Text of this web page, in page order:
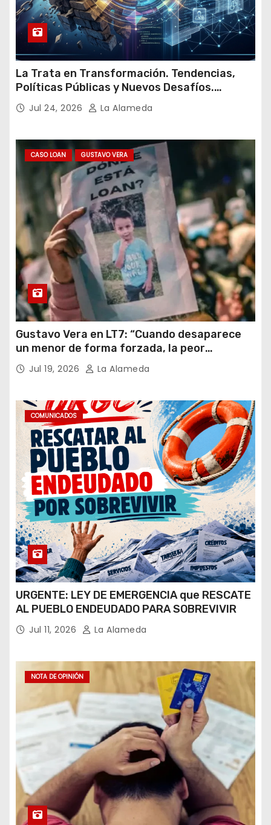
La Trata en Transformación. Tendencias,
Políticas Públicas y Nuevos Desafíos.
Argentina y el Mundo – Julio 2026
Jul 24, 2026 La Alameda
CASO LOAN GUSTAVO VERA
Gustavo Vera en LT7: “Cuando desaparece
un menor de forma forzada, la peor
hipótesis es trata, y así debe seguir
caratulado el caso Loan”
Jul 19, 2026 La Alameda
COMUNICADOS
URGENTE: LEY DE EMERGENCIA que RESCATE
AL PUEBLO ENDEUDADO PARA SOBREVIVIR
Jul 11, 2026 La Alameda
NOTA DE OPINIÓN